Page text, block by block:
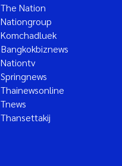
The Nation
Nationgroup
Komchadluek
Bangkokbiznews
Nationtv
Springnews
Thainewsonline
Tnews
Thansettakij